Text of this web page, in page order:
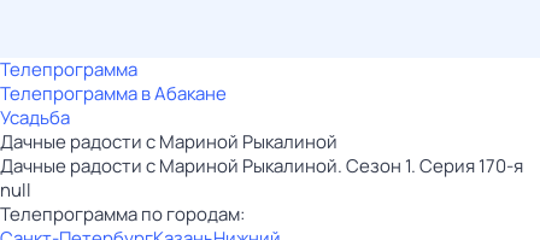
Телепрограмма
Телепрограмма в Абакане
Усадьба
Дачные радости с Мариной Рыкалиной
Дачные радости с Мариной Рыкалиной. Сезон 1. Серия 170-я
null
Телепрограмма по городам: